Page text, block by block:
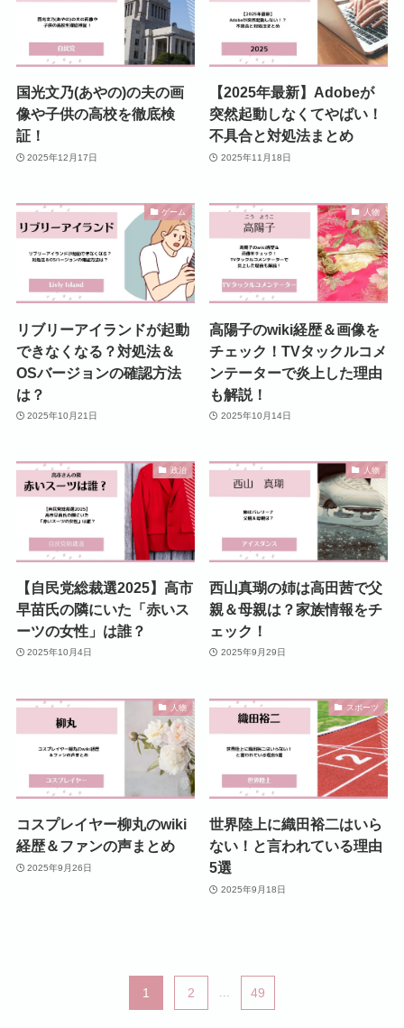
国光文乃(あやの)の夫の画
像や子供の高校を徹底検
証！
2025年12月17日
【2025年最新】Adobeが
突然起動しなくてやばい！
不具合と対処法まとめ
2025年11月18日
ゲーム
リブリーアイランドが起動
できなくなる？対処法＆
OSバージョンの確認方法
は？
2025年10月21日
人物
高陽子のwiki経歴＆画像を
チェック！TVタックルコメ
ンテーターで炎上した理由
も解説！
2025年10月14日
政治
【自民党総裁選2025】高市
早苗氏の隣にいた「赤いス
ーツの女性」は誰？
2025年10月4日
人物
西山真瑚の姉は高田茜で父
親＆母親は？家族情報をチ
ェック！
2025年9月29日
人物
コスプレイヤー柳丸のwiki
経歴＆ファンの声まとめ
2025年9月26日
スポーツ
世界陸上に織田裕二はいら
ない！と言われている理由
5選
2025年9月18日
1 2 ... 49